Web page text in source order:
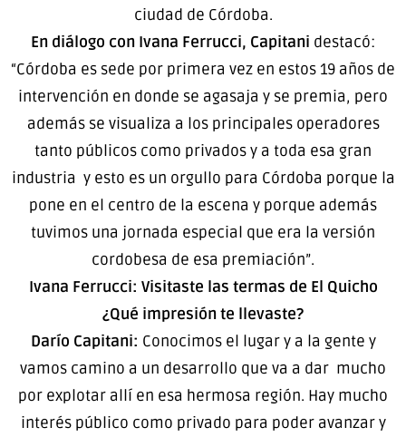
ciudad de Córdoba.
En diálogo con Ivana Ferrucci, Capitani destacó:
“Córdoba es sede por primera vez en estos 19 años de
intervención en donde se agasaja y se premia, pero
además se visualiza a los principales operadores
tanto públicos como privados y a toda esa gran
industria y esto es un orgullo para Córdoba porque la
pone en el centro de la escena y porque además
tuvimos una jornada especial que era la versión
cordobesa de esa premiación”.
Ivana Ferrucci: Visitaste las termas de El Quicho
¿Qué impresión te llevaste?
Darío Capitani: Conocimos el lugar y a la gente y
vamos camino a un desarrollo que va a dar mucho
por explotar allí en esa hermosa región. Hay mucho
interés público como privado para poder avanzar y